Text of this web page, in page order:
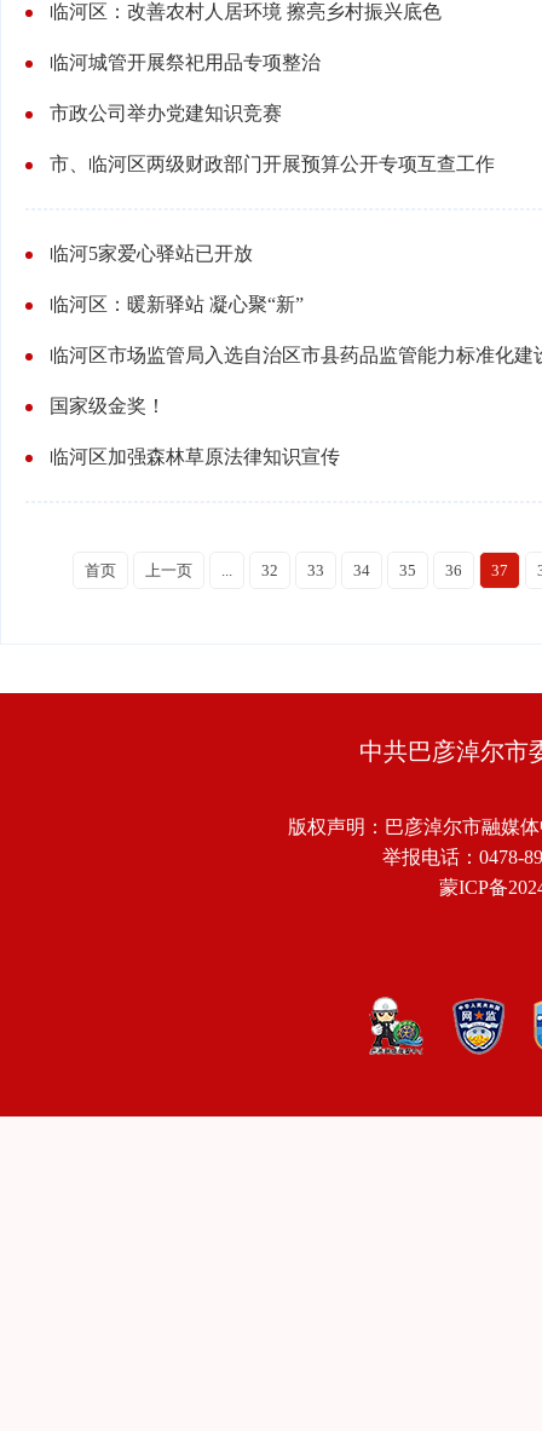
临河区：改善农村人居环境 擦亮乡村振兴底色
临河城管开展祭祀用品专项整治
市政公司举办党建知识竞赛
市、临河区两级财政部门开展预算公开专项互查工作
临河5家爱心驿站已开放
临河区：暖新驿站 凝心聚“新”
临河区市场监管局入选自治区市县药品监管能力标准化建
国家级金奖！
临河区加强森林草原法律知识宣传
首页 上一页 ... 32 33 34 35 36 37
中共巴彦淖尔市
版权声明：巴彦淖尔市融媒
举报电话：0478-
蒙ICP备